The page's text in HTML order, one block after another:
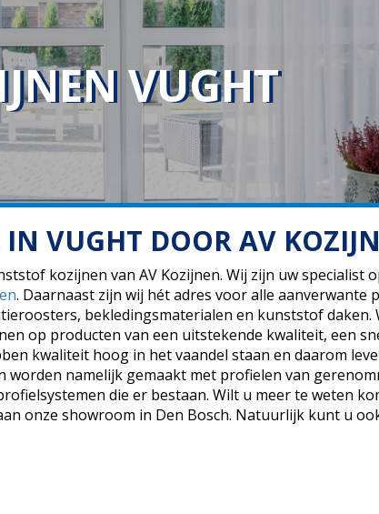
VUGHT
VUGHT DOOR AV
kozijnen van AV Kozijnen. Wij zijn uw specialist
. Daarnaast zijn wij hét adres voor alle aanverwante
bekledingsmaterialen en kunststof daken.
op producten van een uitstekende kwaliteit, een
kwaliteit hoog in het vaandel staan en daarom
worden namelijk gemaakt met profielen van
die er bestaan. Wilt u meer te weten
onze showroom in Den Bosch. Natuurlijk kunt u